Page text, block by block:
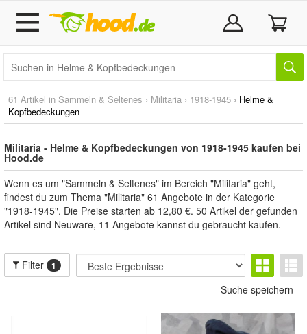
61 Artikel in Sammeln & Seltenes › Militaria › 1918-1945 › Helme &
Kopfbedeckungen
Militaria - Helme & Kopfbedeckungen von 1918-1945 kaufen bei
Hood.de
Wenn es um "Sammeln & Seltenes" im Bereich "Militaria" geht,
findest du zum Thema "Militaria" 61 Angebote in der Kategorie
"1918-1945". Die Preise starten ab 12,80 €. 50 Artikel der gefunden
Artikel sind Neuware, 11 Angebote kannst du gebraucht kaufen.
Filter 1
Suche speichern